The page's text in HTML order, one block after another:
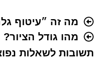
מה זה ״עיטוף
מהו גודל הציור?
תשובות לשאלות